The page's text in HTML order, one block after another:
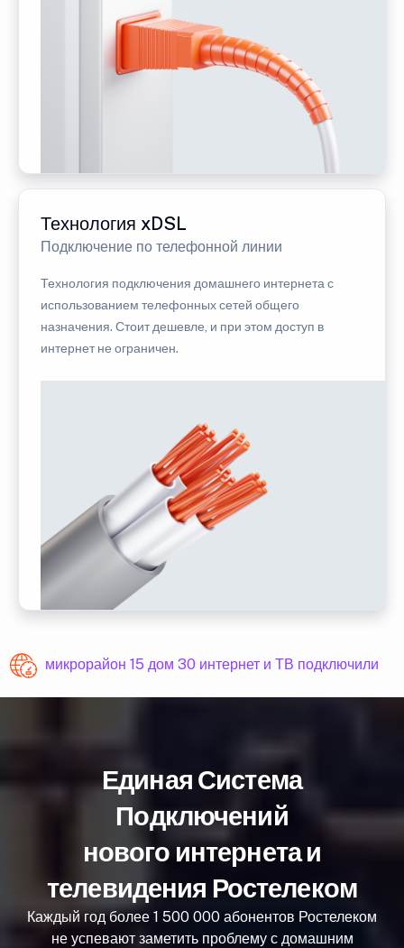
Технология xDSL
Подключение по телефонной линии
Технология подключения домашнего интернета с
использованием телефонных сетей общего
назначения. Стоит дешевле, и при этом доступ в
интернет не ограничен.
микрорайон 15 дом 30 интернет и ТВ подключили
Единая Система
Подключений
нового интернета и
телевидения Ростелеком
Каждый год более 1 500 000 абонентов Ростелеком
не успевают заметить проблему с домашним